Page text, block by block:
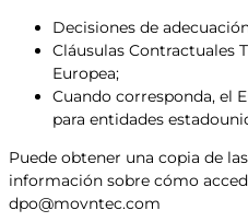
Decisiones de
Cláusulas Contractuales
Europea;
Cuando corresponda, el
para entidades
Puede obtener una copia de
información sobre cómo
dpo@movntec.com